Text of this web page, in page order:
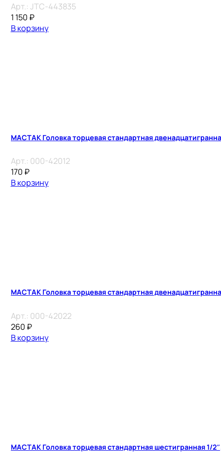
Арт.: JTC-443835
1 150 ₽
В корзину
МАСТАК Головка торцевая стандартная
Арт.: 000-42012
170 ₽
В корзину
МАСТАК Головка торцевая стандартная
Арт.: 000-42022
260 ₽
В корзину
МАСТАК Головка торцевая стандартная шестигранная 1/